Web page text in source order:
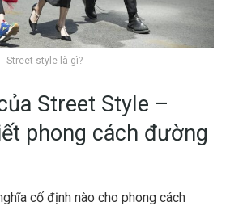
Street style là gì?
Street Style –
phong cách đường
cố định nào cho phong cách